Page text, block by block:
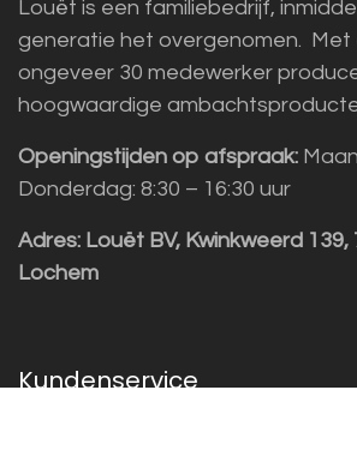
Louët is een familiebedrijf,
generatie het overgenomen. Met
ongeveer 30 medewerker
hoogwaardige
Openingstijden op afspraak:
Donderdag: 8:30 – 16:30 uur
Adres: Louët BV, Kwinkweerd 139,
Lochem
Kundenservice